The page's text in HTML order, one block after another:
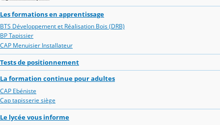
Les formations en apprentissage
BTS Développement et Réalisation Bois (DRB)
BP Tapissier
CAP Menuisier Installateur
Tests de positionnement
La formation continue pour adultes
CAP Ebéniste
Cap tapisserie siège
Le lycée vous informe